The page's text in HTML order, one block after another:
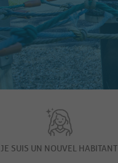
JE SUIS UN NOUVEL HABITANT